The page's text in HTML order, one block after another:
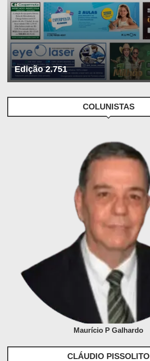
Edição 2.751
COLUNISTAS
Maurício P Galhardo
CLÁUDIO PISSOLITO